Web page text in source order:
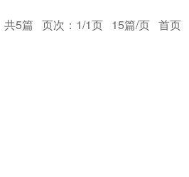
共5篇 页次：1/1页 15篇/页 首页